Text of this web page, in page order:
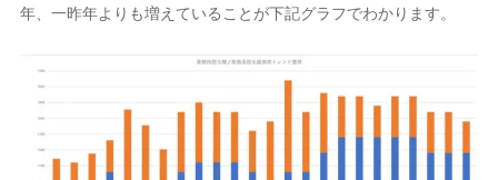
年、一昨年よりも増えていることが下記グラフでわかります。